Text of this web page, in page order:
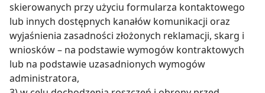
skierowanych przy użyciu formularza kontaktowego
lub innych dostępnych kanałów komunikacji oraz
wyjaśnienia zasadności złożonych reklamacji, skarg i
wniosków – na podstawie wymogów kontraktowych
lub na podstawie uzasadnionych wymogów
administratora,